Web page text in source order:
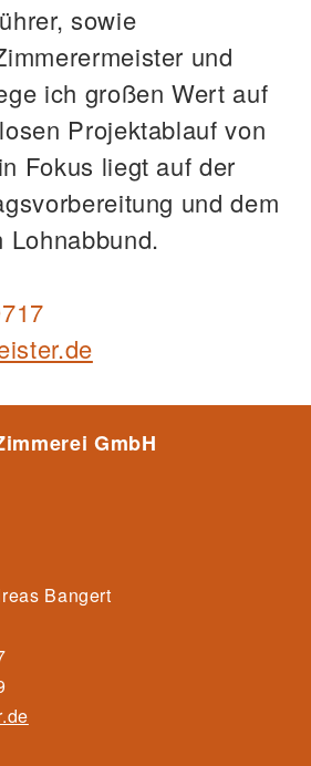
sowie
und
ich großen Wert auf
Projektablauf von
Fokus liegt auf der
und dem
Lohnabbund.
GmbH
Bangert